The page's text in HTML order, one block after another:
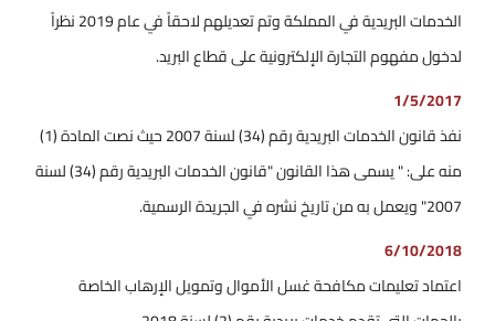
الخدمات البريدية في المملكة وتم تعديلهم لاحقاً في عام 2019 نظراً
لدخول مفهوم التجارة الإلكترونية على قطاع البريد.
1/5/2017
نفذ قانون الخدمات البريدية رقم (34) لسنة 2007 حيث نصت المادة (1)
منه على: " يسمى هذا القانون "قانون الخدمات البريدية رقم (34) لسنة
2007" ويعمل به من تاريخ نشره في الجريدة الرسمية.
6/10/2018
اعتماد تعليمات مكافحة غسل الأموال وتمويل الإرهاب الخاصة